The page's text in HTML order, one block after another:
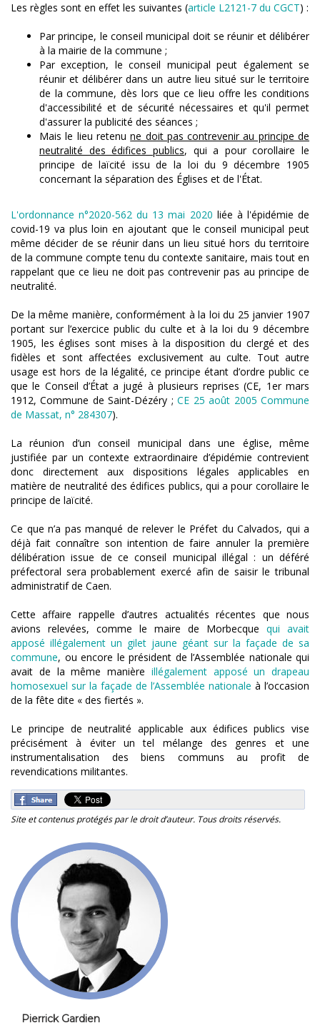
Les règles sont en effet les suivantes (article L2121-7 du CGCT) :
Par principe, le conseil municipal doit se réunir et délibérer
à la mairie de la commune ;
Par exception, le conseil municipal peut également se
réunir et délibérer dans un autre lieu situé sur le territoire
de la commune, dès lors que ce lieu offre les conditions
d'accessibilité et de sécurité nécessaires et qu'il permet
d'assurer la publicité des séances ;
Mais le lieu retenune doit pas contrevenir au principe de
neutralité des édifices publics, qui a pour corollaire le
principe de laïcité issu de la loi du 9 décembre 1905
concernant la séparation des Églises et de l'État.
L'ordonnance n°2020-562 du 13 mai 2020 liée à l'épidémie de
covid-19 va plus loin en ajoutant que le conseil municipal peut
même décider de se réunir dans un lieu situé hors du territoire
de la commune compte tenu du contexte sanitaire, mais tout en
rappelant que ce lieu ne doit pas contrevenir pas au principe de
neutralité.
De la même manière, conformément à la loi du 25 janvier 1907
portant sur l’exercice public du culte et à la loi du 9 décembre
1905, les églises sont mises à la disposition du clergé et des
fidèles et sont affectées exclusivement au culte. Tout autre
usage est hors de la légalité, ce principe étant d’ordre public ce
que le Conseil d’État a jugé à plusieurs reprises (CE, 1er mars
1912, Commune de Saint-Dézéry ;CE 25 août 2005 Commune
de Massat, n° 284307).
La réunion d’un conseil municipal dans une église, même
justifiée par un contexte extraordinaire d’épidémie contrevient
donc directement aux dispositions légales applicables en
matière de neutralité des édifices publics, qui a pour corollaire le
principe de laïcité.
Ce que n’a pas manqué de relever le Préfet du Calvados, qui a
déjà fait connaître son intention de faire annuler la première
délibération issue de ce conseil municipal illégal : un déféré
préfectoral sera probablement exercé afin de saisir le tribunal
administratif de Caen.
Cette affaire rappelle d’autres actualités récentes que nous
avions relevées, comme le maire de Morbecque qui avait
apposé illégalement un gilet jaune géant sur la façade de sa
commune, ou encore le président de l’Assemblée nationale qui
avait de la même manière illégalement apposé un drapeau
homosexuel sur la façade de l’Assemblée nationale à l’occasion
de la fête dite « des fiertés ».
Le principe de neutralité applicable aux édifices publics vise
précisément à éviter un tel mélange des genres et une
instrumentalisation des biens communs au profit de
revendications militantes.
Site et contenus protégés par le droit d’auteur. Tous droits réservés.
Pierrick Gardien